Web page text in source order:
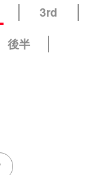
3rd
後半